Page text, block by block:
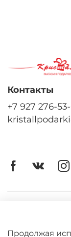
Контакты
+7 927 276-
Продолжая